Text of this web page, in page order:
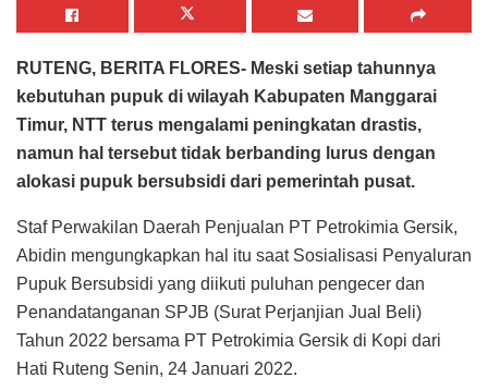
RUTENG, BERITA FLORES- Meski setiap tahunnya
kebutuhan pupuk di wilayah Kabupaten Manggarai
Timur, NTT terus mengalami peningkatan drastis,
namun hal tersebut tidak berbanding lurus dengan
alokasi pupuk bersubsidi dari pemerintah pusat.
Staf Perwakilan Daerah Penjualan PT Petrokimia Gersik,
Abidin mengungkapkan hal itu saat Sosialisasi Penyaluran
Pupuk Bersubsidi yang diikuti puluhan pengecer dan
Penandatanganan SPJB (Surat Perjanjian Jual Beli)
Tahun 2022 bersama PT Petrokimia Gersik di Kopi dari
Hati Ruteng Senin, 24 Januari 2022.